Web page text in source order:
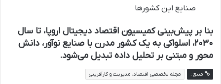
صنایع این کشورها
بنا بر پیش‌بینی کمیسیون اقتصاد دیجیتال اروپا، تا سال
۲۰۳۰، اسلواکی به یک کشور مدرن با صنایع نوآور، دانش
محور و مبتنی بر تحلیل داده تبدیل می‌شود.
منبع : مجله تخصصی اقتصاد، مدیریت و کارآفرینی